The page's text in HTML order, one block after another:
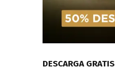
DESCARGA GRATIS